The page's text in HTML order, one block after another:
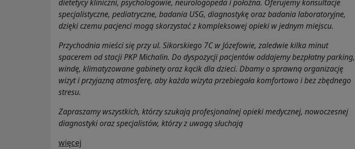
dietetycy kliniczni, psychologowie, neurologopeda i położna. Oferujemy konsultacje
specjalistyczne, pediatryczne, badania USG, diagnostykę oraz badania laboratoryjne,
dzięki czemu pacjenci mogą skorzystać z kompleksowej opieki w jednym miejscu.
Przychodnia mieści się przy ul. Sikorskiego 7C w Józefowie, zaledwie kilka minut
spacerem od stacji PKP Michalin. Do dyspozycji pacjentów oddajemy bezpłatny parking,
windę, klimatyzowane gabinety oraz kącik dla dzieci. Dbamy o sprawną organizację
wizyt i przyjazną atmosferę, aby każda wizyta przebiegała komfortowo i bez zbędnego
stresu.
Zapraszamy wszystkich, którzy szukają profesjonalnej opieki medycznej, nowoczesnej
diagnostyki oraz specjalistów, którzy z uwagą słuchają
więcej